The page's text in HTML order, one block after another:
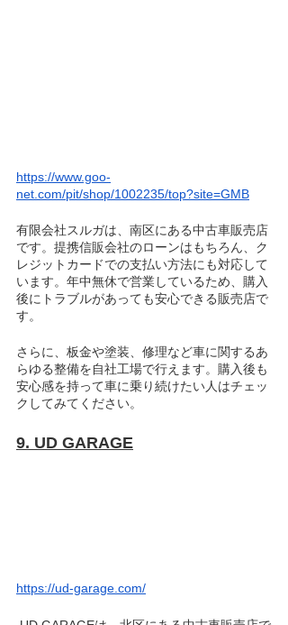
https://www.goo-
net.com/pit/shop/1002235/top?site=GMB
有限会社スルガは、南区にある中古車販売店
です。提携信販会社のローンはもちろん、ク
レジットカードでの支払い方法にも対応して
います。年中無休で営業しているため、購入
後にトラブルがあっても安心できる販売店で
す。
さらに、板金や塗装、修理など車に関するあ
らゆる整備を自社工場で行えます。購入後も
安心感を持って車に乗り続けたい人はチェッ
クしてみてください。
9. UD GARAGE
https://ud-garage.com/